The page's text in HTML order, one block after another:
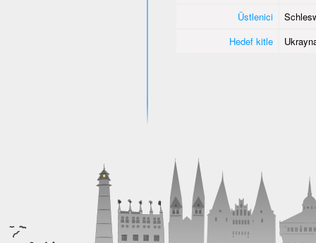
Üstlenici
Hedef kitle